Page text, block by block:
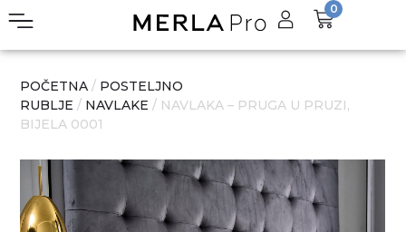
0
POČETNA / POSTELJNO
RUBLJE / NAVLAKE / NAVLAKA – PRUGA U PRUZI,
BIJELA 0001